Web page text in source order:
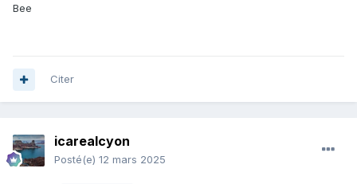
Bee
Citer
icarealcyon
Posté(e) 12 mars 2025